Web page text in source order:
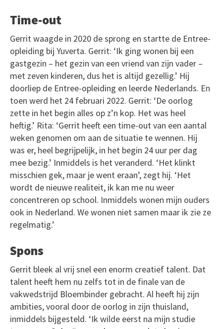
Time-out
Gerrit waagde in 2020 de sprong en startte de Entree-
opleiding bij Yuverta. Gerrit: ‘Ik ging wonen bij een
gastgezin – het gezin van een vriend van zijn vader –
met zeven kinderen, dus het is altijd gezellig.’ Hij
doorliep de Entree-opleiding en leerde Nederlands. En
toen werd het 24 februari 2022. Gerrit: ‘De oorlog
zette in het begin alles op z’n kop. Het was heel
heftig.’ Rita: ‘Gerrit heeft een time-out van een aantal
weken genomen om aan de situatie te wennen. Hij
was er, heel begrijpelijk, in het begin 24 uur per dag
mee bezig.’ Inmiddels is het veranderd. ‘Het klinkt
misschien gek, maar je went eraan’, zegt hij. ‘Het
wordt de nieuwe realiteit, ik kan me nu weer
concentreren op school. Inmiddels wonen mijn ouders
ook in Nederland. We wonen niet samen maar ik zie ze
regelmatig.’
Spons
Gerrit bleek al vrij snel een enorm creatief talent. Dat
talent heeft hem nu zelfs tot in de finale van de
vakwedstrijd Bloembinder gebracht. Al heeft hij zijn
ambities, vooral door de oorlog in zijn thuisland,
inmiddels bijgesteld. ‘Ik wilde eerst na mijn studie